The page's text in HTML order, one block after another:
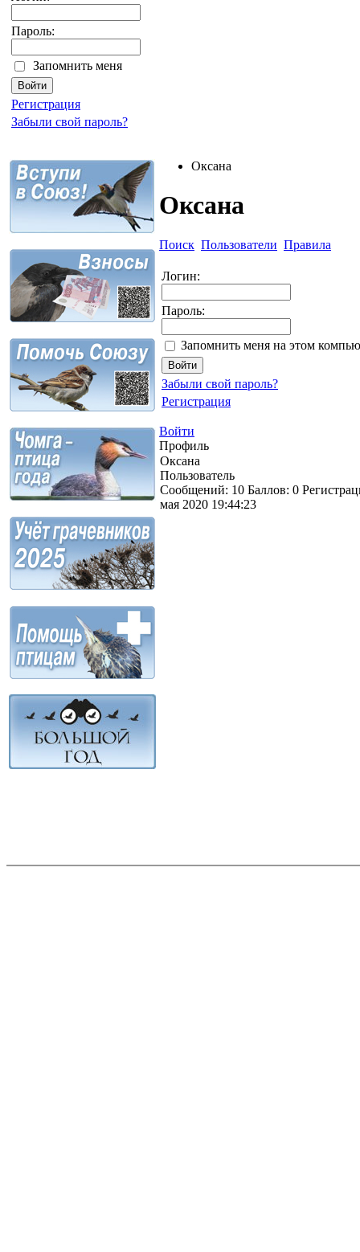
Пароль:
Запомнить меня
Регистрация
Забыли свой пароль?
Оксана
Оксана
Поиск Пользователи Правила
Логин:
Пароль:
Запомнить меня на этом
Забыли свой пароль?
Регистрация
Войти
Профиль
Оксана
Пользователь
Сообщений: 10 Баллов: 0
мая 2020 19:44:23